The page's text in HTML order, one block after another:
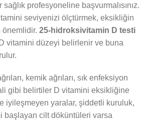
sağlık profesyoneline başvurmalısınız.
seviyenizi ölçtürmek, eksikliğin
25-hidroksivitamin D testi
vitamini düzeyi belirlenir ve buna
kemik ağrıları, sık enfeksiyon
gibi belirtiler D vitamini eksikliğine
iyileşmeyen yaralar, şiddetli kuruluk,
başlayan cilt döküntüleri varsa